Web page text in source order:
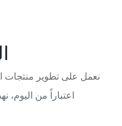
اعتباراً من